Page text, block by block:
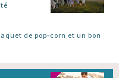
de pop-corn et un bon